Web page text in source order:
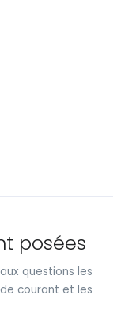
posées
questions les
courant et les